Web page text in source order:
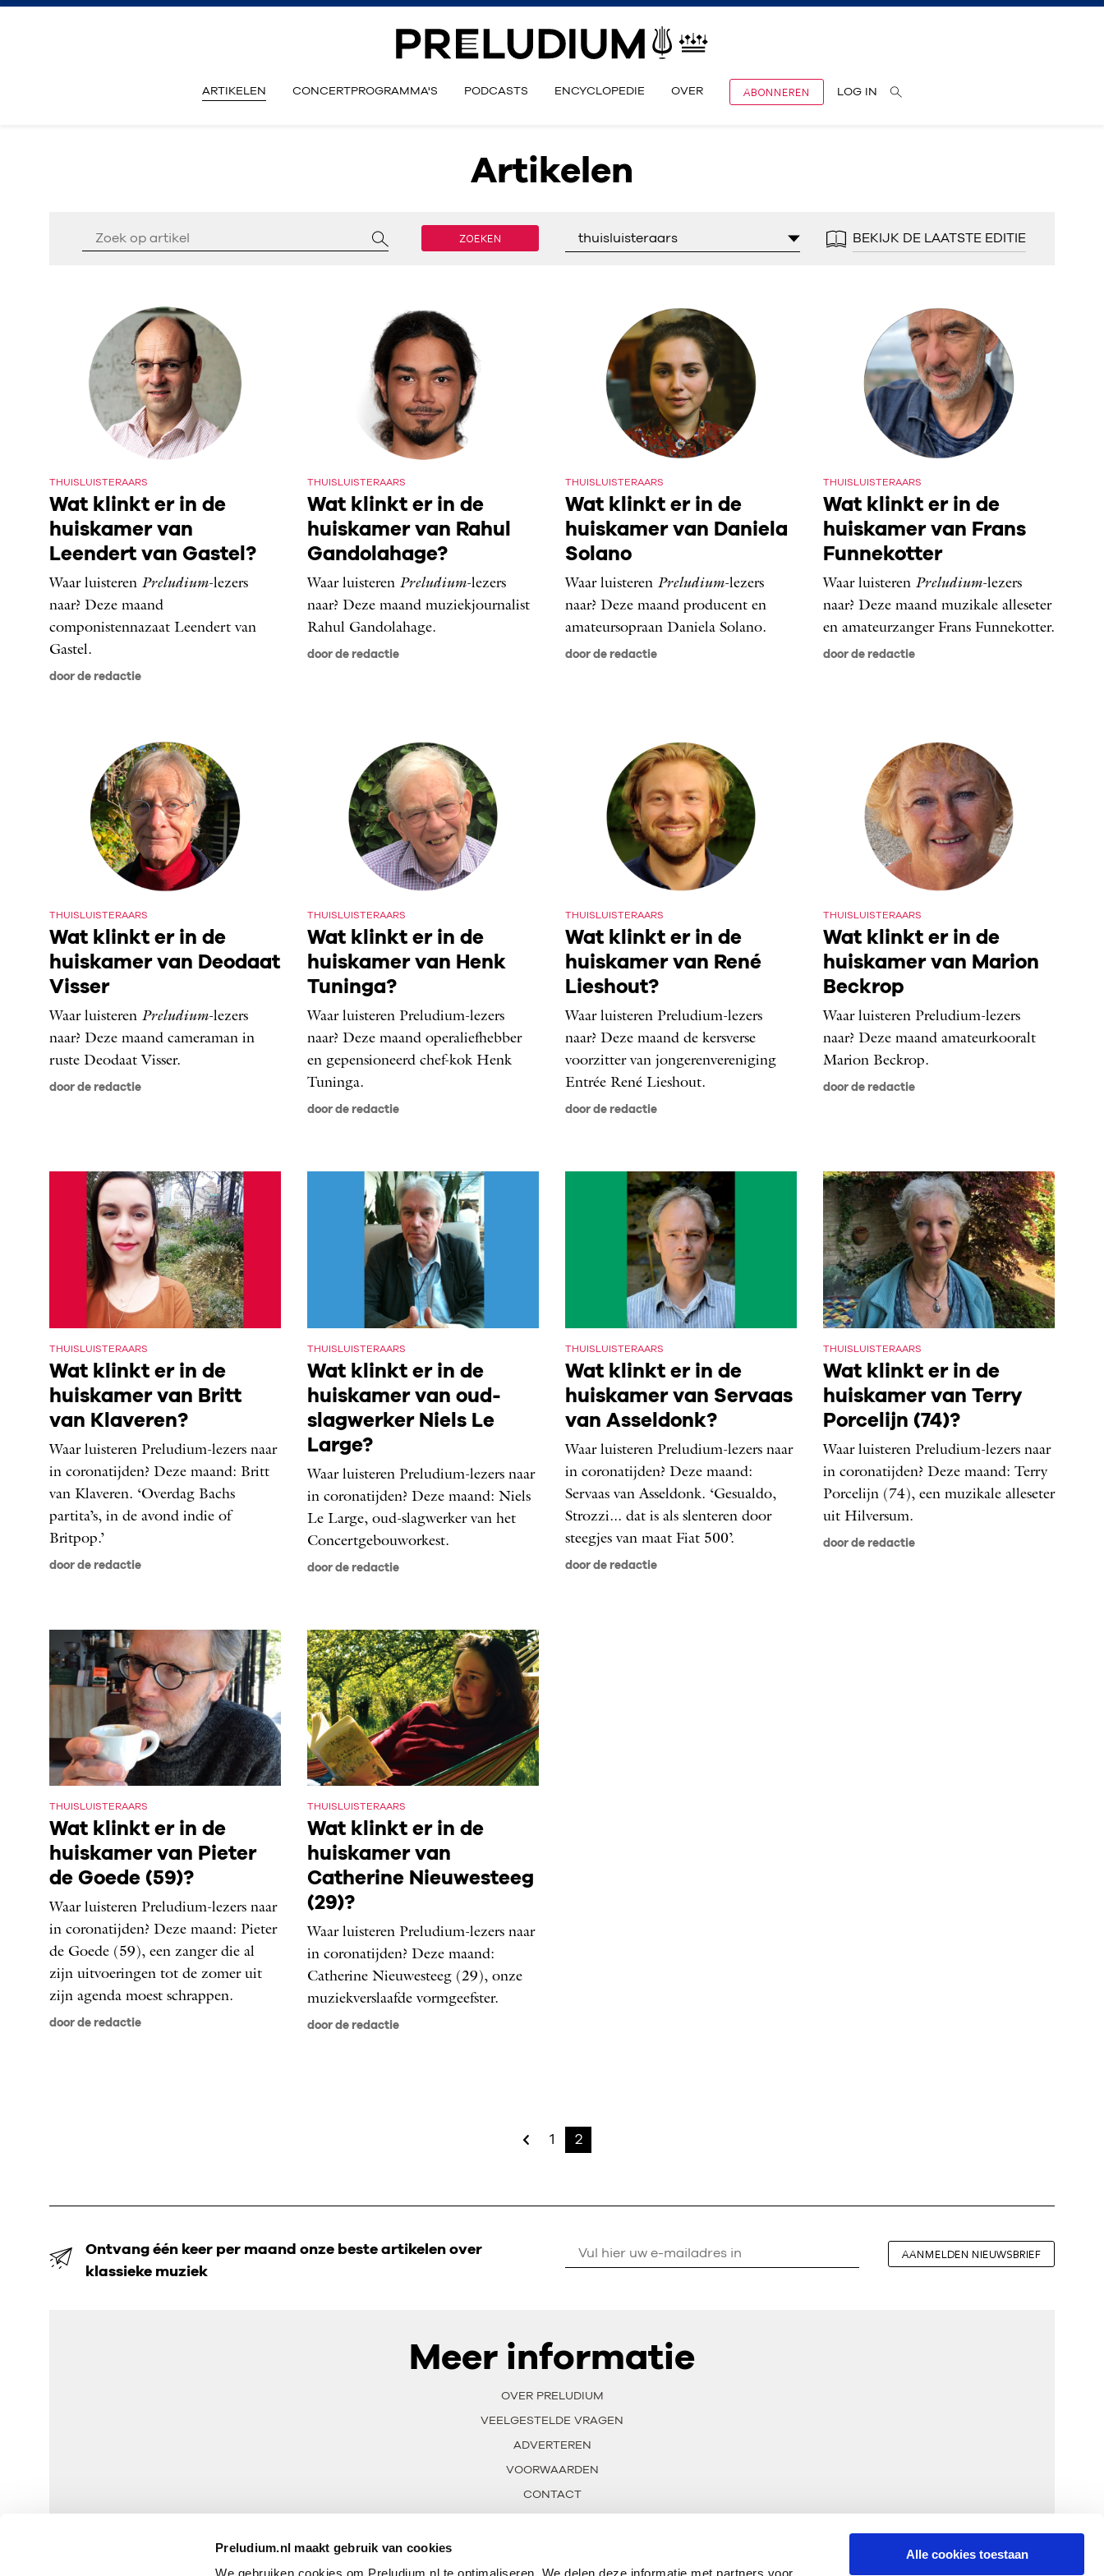
Preludium.nl maakt gebruik van cookies
Alle cookies toestaan
ARTIKELEN CONCERTPROGRAMMA'S PODCASTS ENCYCLOPEDIE OVER ABONNEREN LOG IN
Artikelen
ZOEKEN thuisluisteraars BEKIJK DE LAATSTE EDITIE
THUISLUISTERAARS
Wat klinkt er in de
huiskamer van
Leendert van Gastel?
Waar luisteren Preludium-lezers
naar? Deze maand
componistennazaat Leendert van
Gastel.
door de redactie
THUISLUISTERAARS
Wat klinkt er in de
huiskamer van Rahul
Gandolahage?
Waar luisteren Preludium-lezers
naar? Deze maand muziekjournalist
Rahul Gandolahage.
door de redactie
THUISLUISTERAARS
Wat klinkt er in de
huiskamer van Daniela
Solano
Waar luisteren Preludium-lezers
naar? Deze maand producent en
amateursopraan Daniela Solano.
door de redactie
THUISLUISTERAARS
Wat klinkt er in de
huiskamer van Frans
Funnekotter
Waar luisteren Preludium-lezers
naar? Deze maand muzikale alleseter
en amateurzanger Frans Funnekotter.
door de redactie
THUISLUISTERAARS
Wat klinkt er in de
huiskamer van Deodaat
Visser
Waar luisteren Preludium-lezers
naar? Deze maand cameraman in
ruste Deodaat Visser.
door de redactie
THUISLUISTERAARS
Wat klinkt er in de
huiskamer van Henk
Tuninga?
Waar luisteren Preludium-lezers
naar? Deze maand operaliefhebber
en gepensioneerd chef-kok Henk
Tuninga.
door de redactie
THUISLUISTERAARS
Wat klinkt er in de
huiskamer van René
Lieshout?
Waar luisteren Preludium-lezers
naar? Deze maand de kersverse
voorzitter van jongerenvereniging
Entrée René Lieshout.
door de redactie
THUISLUISTERAARS
Wat klinkt er in de
huiskamer van Marion
Beckrop
Waar luisteren Preludium-lezers
naar? Deze maand amateurkooralt
Marion Beckrop.
door de redactie
THUISLUISTERAARS
Wat klinkt er in de
huiskamer van Britt
van Klaveren?
Waar luisteren Preludium-lezers naar
in coronatijden? Deze maand: Britt
van Klaveren. ‘Overdag Bachs
partita’s, in de avond indie of
Britpop.’
door de redactie
THUISLUISTERAARS
Wat klinkt er in de
huiskamer van oud-
slagwerker Niels Le
Large?
Waar luisteren Preludium-lezers naar
in coronatijden? Deze maand: Niels
Le Large, oud-slagwerker van het
Concert­gebouworkest.
door de redactie
THUISLUISTERAARS
Wat klinkt er in de
huiskamer van Servaas
van Asseldonk?
Waar luisteren Preludium-lezers naar
in coronatijden? Deze maand:
Servaas van Asseldonk. ‘Gesualdo,
Strozzi... dat is als slenteren door
steegjes van maat Fiat 500’.
door de redactie
THUISLUISTERAARS
Wat klinkt er in de
huiskamer van Terry
Porcelijn (74)?
Waar luisteren Preludium-lezers naar
in coronatijden? Deze maand: Terry
Porcelijn (74), een muzikale alleseter
uit Hilversum.
door de redactie
THUISLUISTERAARS
Wat klinkt er in de
huiskamer van Pieter
de Goede (59)?
Waar luisteren Preludium-lezers naar
in coronatijden? Deze maand: Pieter
de Goede (59), een zanger die al
zijn uitvoeringen tot de zomer uit
zijn agenda moest schrappen.
door de redactie
THUISLUISTERAARS
Wat klinkt er in de
huiskamer van
Catherine Nieuwesteeg
(29)?
Waar luisteren Preludium-lezers naar
in coronatijden? Deze maand:
Catherine Nieuwesteeg (29), onze
muziekverslaafde vormgeefster.
door de redactie
1 2
Ontvang één keer per maand onze beste artikelen over
klassieke muziek
AANMELDEN NIEUWSBRIEF
Meer informatie
OVER PRELUDIUM
VEELGESTELDE VRAGEN
ADVERTEREN
VOORWAARDEN
CONTACT